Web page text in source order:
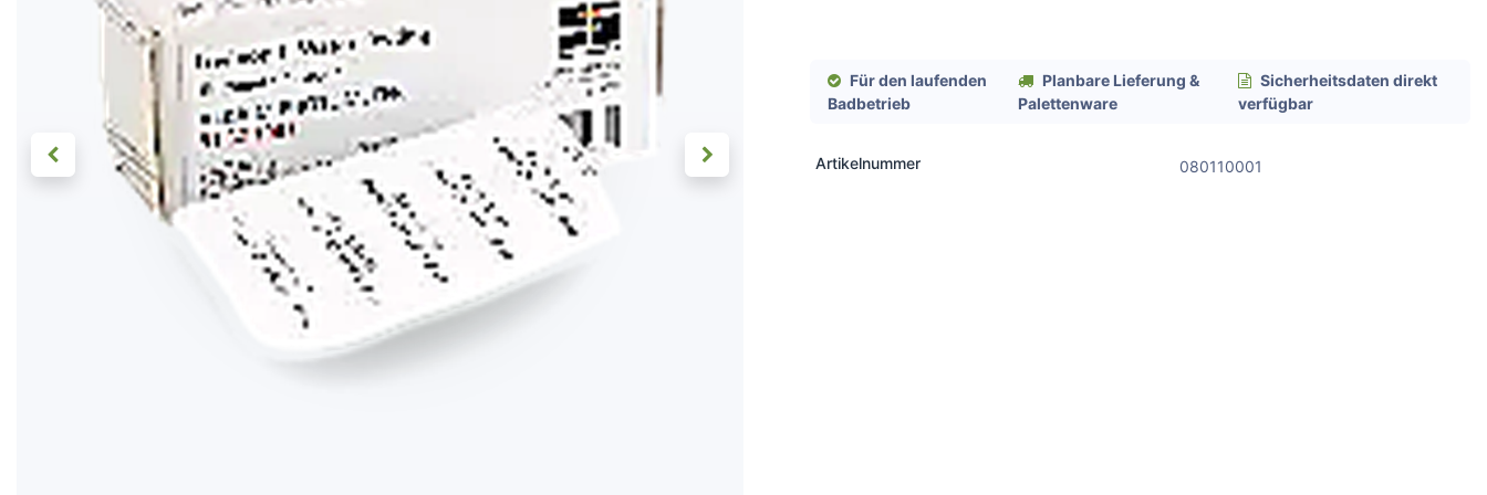
Für den laufenden
Badbetrieb
Planbare Lieferung &
Palettenware
Sicherheitsdaten direkt
verfügbar
Artikelnummer 080110001